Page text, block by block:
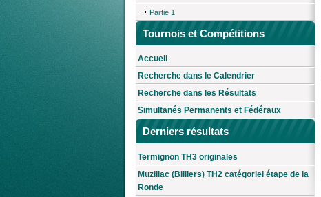
Partie 1
Tournois et Compétitions
Accueil
Recherche dans le Calendrier
Recherche dans les Résultats
Simultanés Permanents et Fédéraux
Derniers résultats
Termignon TH3 originales
Muzillac (Billiers) TH2 catégoriel étape de la
Ronde